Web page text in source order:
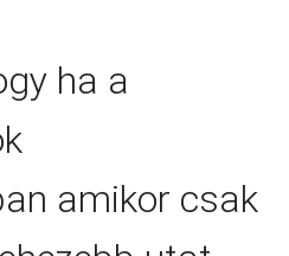
ha a
amikor csak